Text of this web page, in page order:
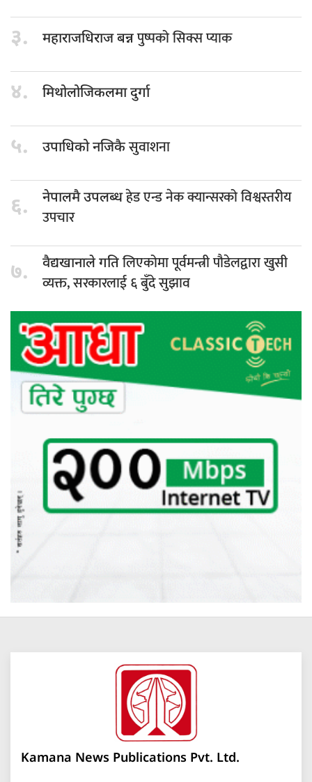
३. महाराजधिराज बन्नपुष्पको सिक्स प्याक
४. मिथोलोजिकलमा दुर्गा
५. उपाधिको नजिकैसुवाशना
६. नेपालमै उपलब्धहेड एन्ड नेक क्यान्सरको विश्वस्तरीय
उपचार
७. वैद्यखानाले गतिलिएकोमा पूर्वमन्त्री पौडेलद्वारा खुसी
व्यक्त, सरकारलाई ६ बुँदे सुझाव
Kamana News Publications Pvt. Ltd.